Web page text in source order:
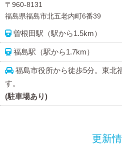
〒960-8131
福島県福島市北五老内町6番39
曽根田駅（駅から1.5km）
福島駅（駅から1.7km）
福島市役所から徒歩5分。東北
す。
(駐車場あり)
更新